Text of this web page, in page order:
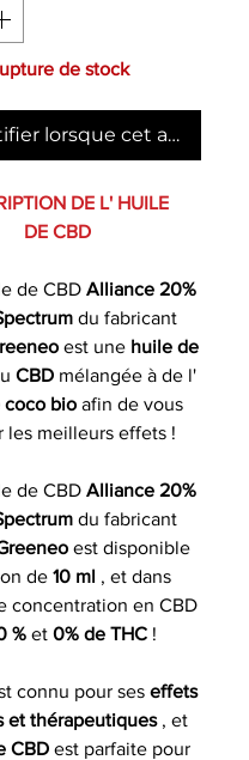
de stock
lorsque cet article est
DE L' HUILE
DE CBD
de CBD Alliance 20%
du fabricant
est une huile de
CBD mélangée à de l'
coco bio afin de vous
les meilleurs effets !
de CBD Alliance 20%
du fabricant
est disponible
de 10 ml , et dans
concentration en CBD
% et 0% de THC !
connu pour ses effets
et thérapeutiques, et
CBD est parfaite pour